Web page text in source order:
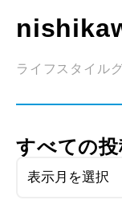
ライフスタイル
すべての投
表示月を選択